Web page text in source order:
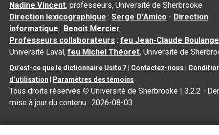
Nadine Vincent, professeurs, Université de Sherbrooke
Direction lexicographique :Serge D’Amico - Direction
informatique : Benoit Mercier
Professeurs collaborateurs :feu Jean-Claude
Université Laval,feu Michel Théoret, Université de
Qu’est-ce que le dictionnaire Usito ? Contactez-nous
d’utilisation
Paramètres des témoins
Tous droits réservés © Université de Sherbrooke |3.2.2 -
mise à jour du contenu :2026-08-03